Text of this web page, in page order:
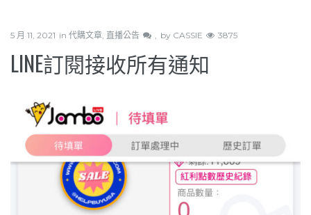
5 月 11, 2021 in 代購文章, 直播公告 by CASSIE 3875
LINE訂閱接收所有通知